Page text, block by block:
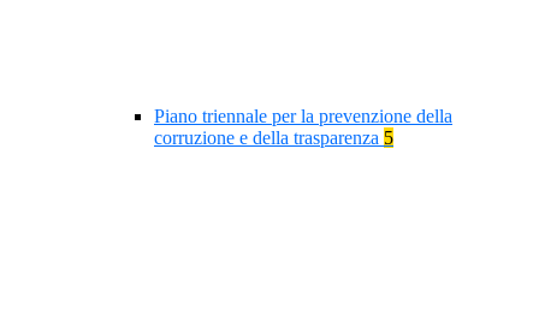
Piano triennale per la prevenzione della
corruzione e della trasparenza 5